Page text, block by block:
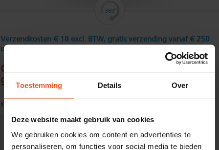
Toestemming Details Over
Deze website maakt gebruik van cookies
We gebruiken cookies om content en advertenties te
personaliseren, om functies voor social media te bieden
Verzendkosten € 18 excl. BTW, gratis verzending vanaf € 250
excl. BTW
Gasbuis 1/4" gelast13,5 x 2,35 mm zwart,
glad
Kwaliteit: